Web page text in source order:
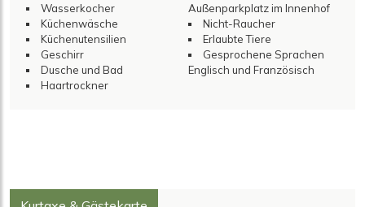
Wasserkocher
Küchenwäsche
Küchenutensilien
Geschirr
Dusche und Bad
Haartrockner
Außenparkplatz im Innenhof
Nicht-Raucher
Erlaubte Tiere
Gesprochene Sprachen
Englisch und Französisch